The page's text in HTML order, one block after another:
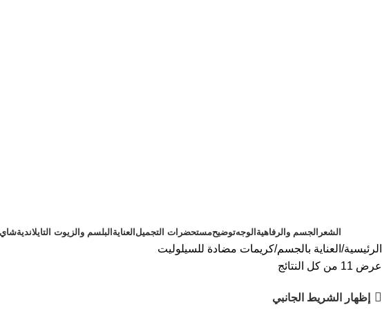
الشعر الجسم والرفاهية الوجهتوضيحمستحضرات التجميل العناية البلسم والزيوت التايلانديةشاي
الرئيسية العناية بالجسم كريمات مضادة للسيلوليت
عرض ⁦11⁩ من كل النتائج
إظهار الشريط الجانبي